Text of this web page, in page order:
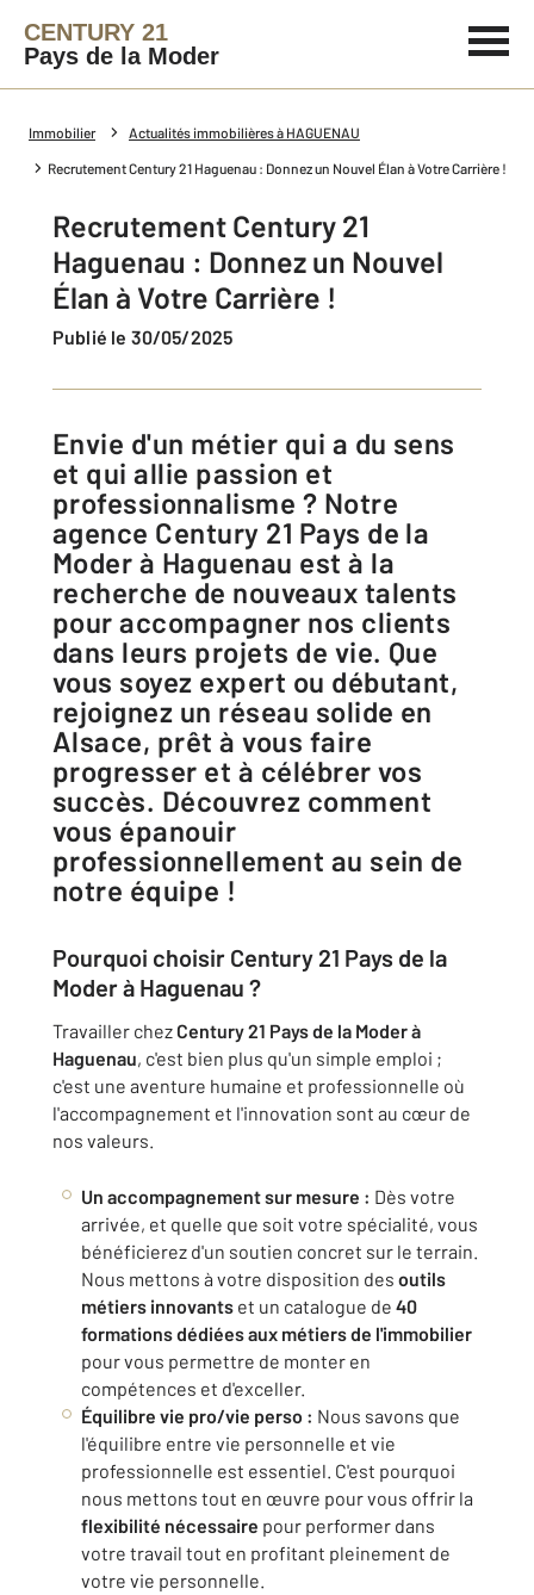
CENTURY 21
Pays de la Moder
Immobilier Actualités immobilières à HAGUENAU
Recrutement Century 21 Haguenau : Donnez un Nouvel Élan à Votre Carrière !
Recrutement Century 21
Haguenau : Donnez un Nouvel
Élan à Votre Carrière !
Publié le 30/05/2025
Envie d'un métier qui a du sens
et qui allie passion et
professionnalisme ? Notre
agence Century 21 Pays de la
Moder à Haguenau est à la
recherche de nouveaux talents
pour accompagner nos clients
dans leurs projets de vie. Que
vous soyez expert ou débutant,
rejoignez un réseau solide en
Alsace, prêt à vous faire
progresser et à célébrer vos
succès. Découvrez comment
vous épanouir
professionnellement au sein de
notre équipe !
Pourquoi choisir Century 21 Pays de la
Moder à Haguenau ?
Travailler chezCentury 21 Pays de la Moder à
Haguenau, c'est bien plus qu'un simple emploi ;
c'est une aventure humaine et professionnelle où
l'accompagnement et l'innovation sont au cœur de
nos valeurs.
Un accompagnement sur mesure : Dès votre
arrivée, et quelle que soit votre spécialité, vous
bénéficierez d'un soutien concret sur le terrain.
Nous mettons à votre disposition des outils
métiers innovants et un catalogue de 40
formations dédiées aux métiers de l'immobilier
pour vous permettre de monter en
compétences et d'exceller.
Équilibre vie pro/vie perso : Nous savons que
l'équilibre entre vie personnelle et vie
professionnelle est essentiel. C'est pourquoi
nous mettons tout en œuvre pour vous offrir la
flexibilité nécessaire pour performer dans
votre travail tout en profitant pleinement de
votre vie personnelle.